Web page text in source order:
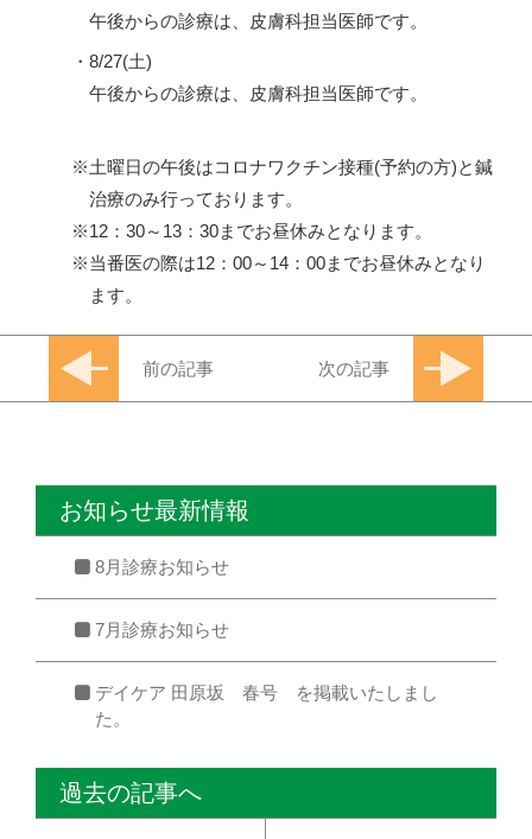
午後からの診療は、皮膚科担当医師です。
・8/27(土)
午後からの診療は、皮膚科担当医師です。
土曜日の午後はコロナワクチン接種(予約の方)と鍼
治療のみ行っております。
12：30～13：30までお昼休みとなります。
当番医の際は12：00～14：00までお昼休みとなり
ます。
前の記事 次の記事
お知らせ最新情報
8月診療お知らせ
7月診療お知らせ
デイケア 田原坂 春号 を掲載いたしまし
た。
過去の記事へ